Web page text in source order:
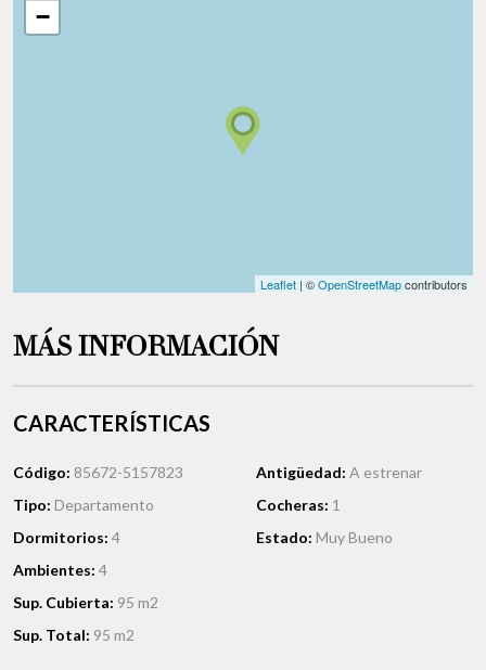
−
Leaflet | ©OpenStreetMapcontributors
MÁS INFORMACIÓN
CARACTERÍSTICAS
Código: 85672-5157823
Tipo: Departamento
Dormitorios: 4
Ambientes: 4
Antigüedad: A estrenar
Cocheras: 1
Estado: Muy Bueno
Sup. Cubierta: 95 m2
Sup. Total: 95 m2